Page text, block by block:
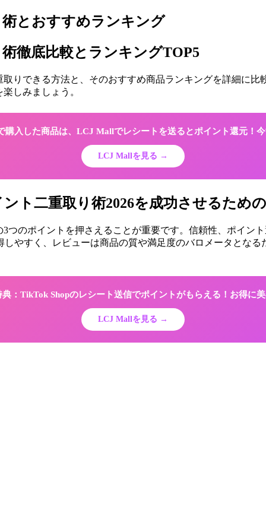
とおすすめランキング
徹底比較とランキングTOP5
りできる方法と、そのおすすめ商品ランキングを詳細に
しみましょう。
購入した商品は、LCJ Mallでレシートを送るとポイント還元！
LCJ Mallを見る →
ト二重取り術2026を成功させるため
つのポイントを押さえることが重要です。信頼性、ポイン
やすく、レビューは商品の質や満足度のバロメータとな
：TikTok Shopのレシート送信でポイントがもらえる！お得に
LCJ Mallを見る →